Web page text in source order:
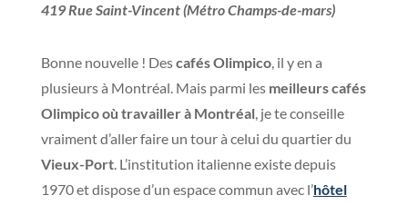
419 Rue Saint-Vincent (Métro Champs-de-mars)
Bonne nouvelle ! Descafés Olimpico, il y en a
plusieurs à Montréal. Mais parmi les meilleurs cafés
Olimpico où travailler à Montréal, je te conseille
vraiment d’aller faire un tour à celui du quartier du
Vieux-Port. L’institution italienne existe depuis
1970 et dispose d’un espace commun avec l’hôtel